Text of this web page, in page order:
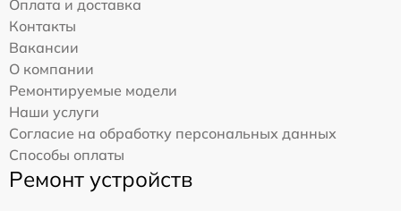
Оплата и доставка
Контакты
Вакансии
О компании
Ремонтируемые модели
Наши услуги
Согласие на обработку персональных данных
Способы оплаты
Ремонт устройств